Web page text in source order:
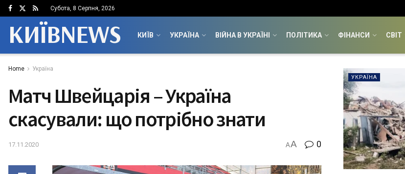
Субота, 8 Серпня, 2026
КИЇВNEWS КИЇВ УКРАЇНА ВІЙНА В УКРАЇНІ ПОЛІТИКА ФІНАНСИ СВІТ
Home Україна
Матч Швейцарія – Україна
скасували: що потрібно знати
17.11.2020 AA 0
УКРАЇНА